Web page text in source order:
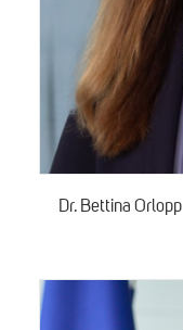
Dr. Bettina Orlopp